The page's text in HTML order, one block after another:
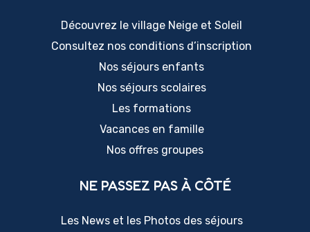
Découvrez le village Neige et Soleil
Consultez nos conditions d’inscription
Nos séjours enfants
Nos séjours scolaires
Les formations
Vacances en famille
Nos offres groupes
NE PASSEZ PAS À CÔTÉ
Les News et les Photos des séjours